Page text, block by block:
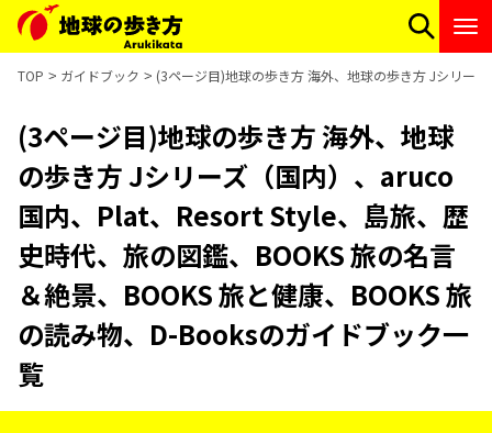
TOP ガイドブック (3ページ目)地球の歩き方 海外、地球の歩き方 Jシリー
(3ページ目)地球の歩き方 海外、地球
の歩き方 Jシリーズ（国内）、aruco
国内、Plat、Resort Style、島旅、歴
史時代、旅の図鑑、BOOKS 旅の名言
＆絶景、BOOKS 旅と健康、BOOKS 旅
の読み物、D-Booksのガイドブック一
覧